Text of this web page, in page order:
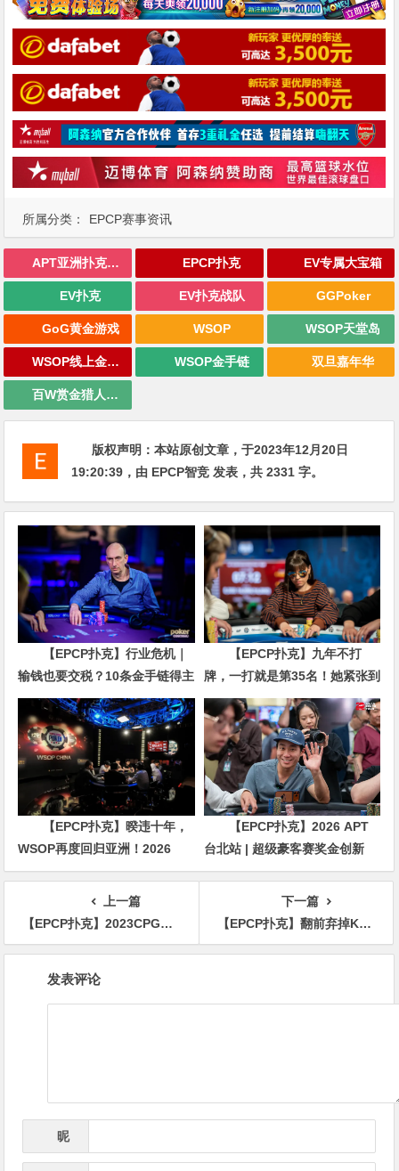
所属分类： EPCP赛事资讯
APT亚洲扑克巡回赛 EPCP扑克 EV专属大宝箱
EV扑克 EV扑克战队 GGPoker
GoG黄金游戏 WSOP WSOP天堂岛
WSOP线上金手链 WSOP金手链 双旦嘉年华
百W赏金猎人大奖赛
版权声明：本站原创文章，于2023年12月20日
19:20:39 ，由 EPCP智竞 发表，共 2331 字。
【EPCP扑克】行业危机｜
输钱也要交税？10条金手链得主
直言“扛不住”，主动砍掉四分之
三比赛
【EPCP扑克】九年不打
牌，一打就是第35名！她紧张到
脚悬空，但全世界以为她很淡定
【EPCP扑克】暌违十年，
WSOP再度回归亚洲！2026
APL济州站6月19-28日盛大登
【EPCP扑克】2026 APT
台北站 | 超级豪客赛奖金创新
高，美国选手Ethan
“Rampage” Yau领跑全场！
上一篇
【EPCP扑克】2023CPG三亚大师赛442人争抢108人奖励圈名额，孙彬坐拥111.9万超深记分牌携手113人明日再战！
下一篇
【EPCP扑克】翻前弃掉KK！看到对手的底牌后，所有人惊了
发表评论
昵